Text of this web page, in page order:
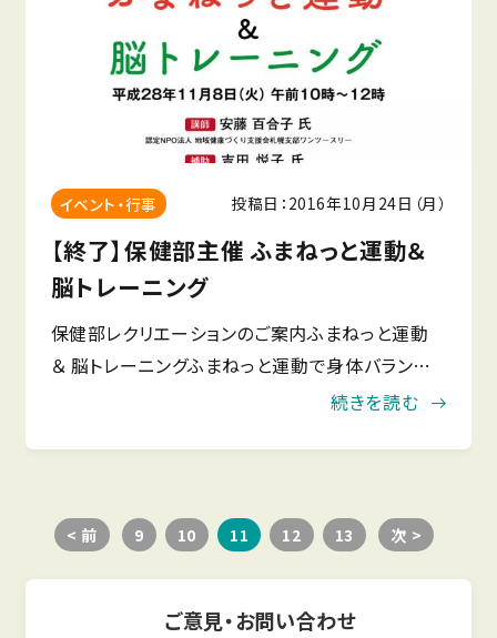
イベント・行事 投稿日：2016年10月24日（月）
【終了】保健部主催 ふまねっと運動＆
脳トレーニング
保健部レクリエーションのご案内ふまねっと運動
＆ 脳トレーニングふまねっと運動で身体バランス
を向上させましょう！運動後は楽しく脳トレーニン
続きを読む
< 前 9 10 11 12 13 次 >
ご意見・お問い合わせ